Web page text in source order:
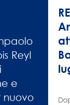
Reyl
e
nuovo